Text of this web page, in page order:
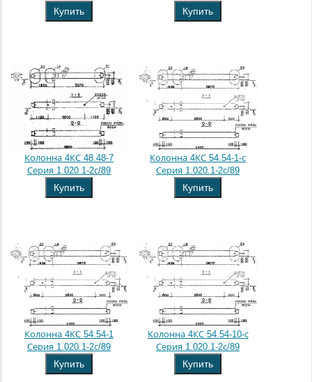
Купить Купить
Колонна 4КС 48.48-7
Серия 1.020.1-2с/89
Купить
Колонна 4КС 54.54-1-с
Серия 1.020.1-2с/89
Купить
Колонна 4КС 54.54-1
Серия 1.020.1-2с/89
Купить
Колонна 4КС 54.54-10-с
Серия 1.020.1-2с/89
Купить